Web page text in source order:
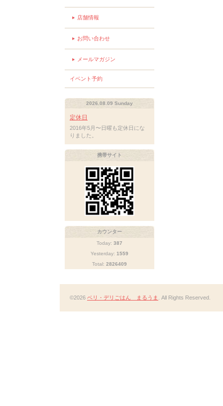
店舗情報
お問い合わせ
メールマガジン
イベント予約
2026.08.09 Sunday
定休日
2016年5月〜日曜も定休日にな
りました。
携帯サイト
カウンター
Today: 387
Yesterday: 1559
Total: 2826409
©2026 ベリ・デリごはん まるうま . All Rights Reserved.